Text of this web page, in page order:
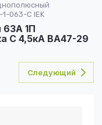
063-C IEK
63А 1П
C 4,5кА ВА47-29
Следующий